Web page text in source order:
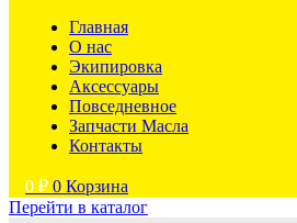
Главная
О нас
Экипировка
Аксессуары
Повседневное
Запчасти Масла
Контакты
0 ₽ 0 Корзина
Перейти в каталог